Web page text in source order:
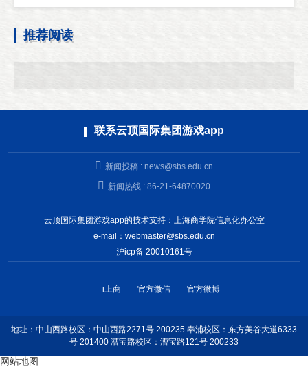
推荐阅读
联系云顶国际集团游戏app
新闻投稿 : news@sbs.edu.cn
新闻热线 : 86-21-64870020
云顶国际集团游戏app的技术支持：上海商学院信息化办公室
e-mail： webmaster@sbs.edu.cn
沪icp备 20010161号
i上商 官方微信 官方微博
地址：中山西路校区：中山西路2271号 200235 奉浦校区：东方美谷大道6333
号 201400 漕宝路校区：漕宝路121号 200233
网站地图